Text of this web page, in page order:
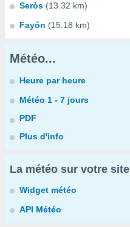
Seròs (13.32 km)
Fayón (15.18 km)
Météo...
Heure par heure
Météo 1 - 7 jours
PDF
Plus d'info
La météo sur votre site
Widget météo
API Météo